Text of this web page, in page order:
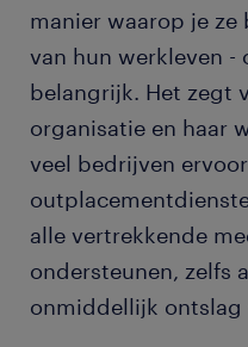
manier waarop je ze
van hun werkleven -
belangrijk. Het zegt
organisatie en haar
veel bedrijven
alle vertrekkende
ondersteunen, zelfs
onmiddellijk